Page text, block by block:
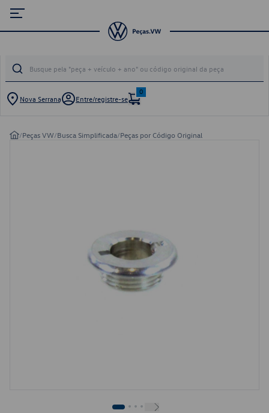
Nova Serrana Entre/registre-se
0
/Peças VW/Busca Simplificada/Peças por Código Original